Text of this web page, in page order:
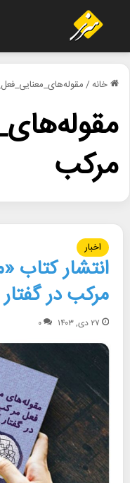
خانه/
مرکب
اخبار
انتشار کتاب
مرکب در
۲۷ دی, ۱۴۰۳ ۰